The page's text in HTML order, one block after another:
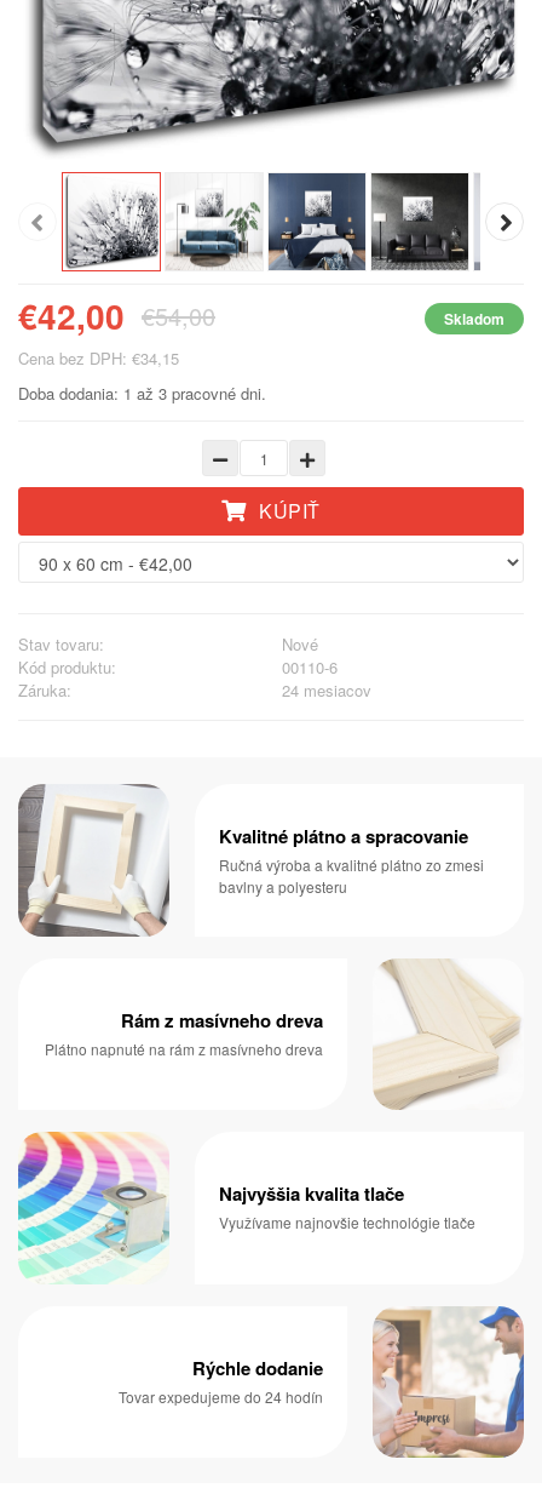
€42,00 €54,00 Skladom
Cena bez DPH: €34,15
Doba dodania: 1 až 3 pracovné dni.
KÚPIŤ
Stav tovaru:
Nové
Kód produktu:
00110-6
Záruka:
24 mesiacov
Kvalitné plátno a spracovanie
Ručná výroba a kvalitné plátno zo zmesi
bavlny a polyesteru
Rám z masívneho dreva
Plátno napnuté na rám z masívneho dreva
Najvyššia kvalita tlače
Využívame najnovšie technológie tlače
Rýchle dodanie
Tovar expedujeme do 24 hodín